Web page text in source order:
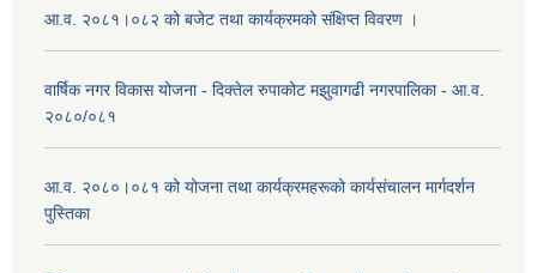
आ.व. २०८१।०८२ को बजेट तथा कार्यक्रमको संक्षिप्त विवरण ।
वार्षिक नगर विकास योजना - दिक्तेल रुपाकोट मझुवागढी नगरपालिका - आ.व.
२०८०/०८१
आ.व. २०८०।०८१ को योजना तथा कार्यक्रमहरूको कार्यसंचालन मार्गदर्शन
पुस्तिका